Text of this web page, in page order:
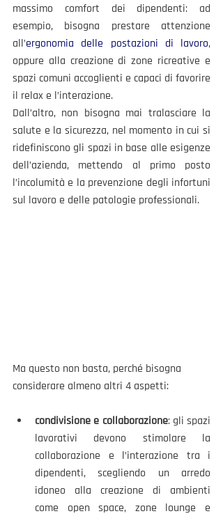
massimo comfort dei dipendenti: ad
esempio, bisogna prestare attenzione
all’ergonomia delle postazioni di lavoro,
oppure alla creazione di zone ricreative e
spazi comuni accoglienti e capaci di favorire
il relax e l’interazione.
Dall’altro, non bisogna mai tralasciare la
salute e la sicurezza, nel momento in cui si
ridefiniscono gli spazi in base alle esigenze
dell’azienda, mettendo al primo posto
l’incolumità e la prevenzione degli infortuni
sul lavoro e delle patologie professionali.
Ma questo non basta, perché bisogna
considerare almeno altri 4 aspetti:
condivisione e collaborazione: gli spazi
lavorativi devono stimolare la
collaborazione e l’interazione tra i
dipendenti, scegliendo un arredo
idoneo alla creazione di ambienti
come open space, zone lounge e